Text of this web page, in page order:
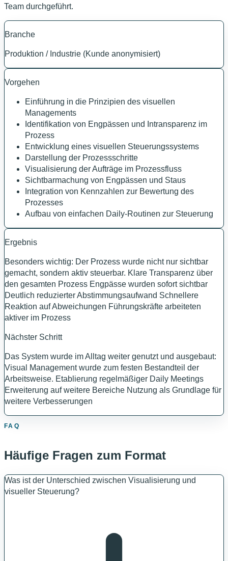
Team durchgeführt.
Branche
Produktion / Industrie (Kunde anonymisiert)
Vorgehen
Einführung in die Prinzipien des visuellen
Managements
Identifikation von Engpässen und Intransparenz im
Prozess
Entwicklung eines visuellen Steuerungssystems
Darstellung der Prozessschritte
Visualisierung der Aufträge im Prozessfluss
Sichtbarmachung von Engpässen und Staus
Integration von Kennzahlen zur Bewertung des
Prozesses
Aufbau von einfachen Daily-Routinen zur Steuerung
Ergebnis
Besonders wichtig: Der Prozess wurde nicht nur sichtbar
gemacht, sondern aktiv steuerbar. Klare Transparenz über
den gesamten Prozess Engpässe wurden sofort sichtbar
Deutlich reduzierter Abstimmungsaufwand Schnellere
Reaktion auf Abweichungen Führungskräfte arbeiteten
aktiver im Prozess
Nächster Schritt
Das System wurde im Alltag weiter genutzt und ausgebaut:
Visual Management wurde zum festen Bestandteil der
Arbeitsweise. Etablierung regelmäßiger Daily Meetings
Erweiterung auf weitere Bereiche Nutzung als Grundlage für
weitere Verbesserungen
FAQ
Häufige Fragen zum Format
Was ist der Unterschied zwischen Visualisierung und
visueller Steuerung?